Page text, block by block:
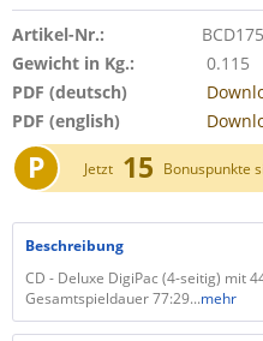
Artikel-Nr.:
Gewicht in Kg.:
0.115
PDF (deutsch)
PDF (english)
P Jetzt 15 Bonuspunkte
Beschreibung
CD - Deluxe DigiPac (4-seitig) mit
Gesamtspieldauer 77:29...mehr